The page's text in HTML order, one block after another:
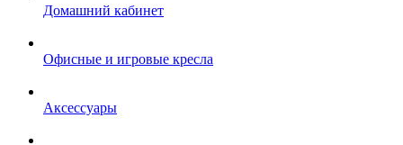
Домашний кабинет
Офисные и игровые кресла
Аксессуары